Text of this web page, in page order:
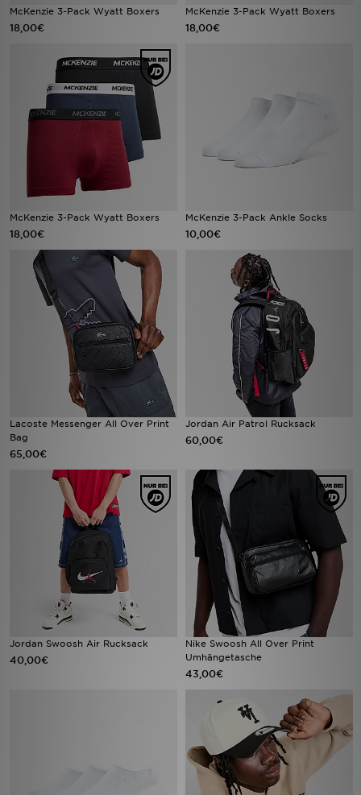
McKenzie 3-Pack Wyatt Boxers
18,00€
McKenzie 3-Pack Wyatt Boxers
18,00€
McKenzie 3-Pack Wyatt Boxers
18,00€
McKenzie 3-Pack Ankle Socks
10,00€
Lacoste Messenger All Over Print
Bag
65,00€
Jordan Air Patrol Rucksack
60,00€
Jordan Swoosh Air Rucksack
40,00€
Nike Swoosh All Over Print
Umhängetasche
43,00€
Fußball
Lade Die APP
Geschenkkarte
Filialfinder
Mein JD
Meine Nachrichten
Bestellverfolgung
Hilfe & Kontakt
Trending Styles